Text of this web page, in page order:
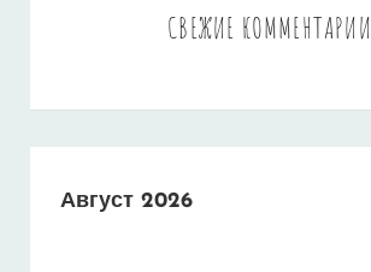
СВЕЖИЕ КОММЕНТАРИИ
Август 2026